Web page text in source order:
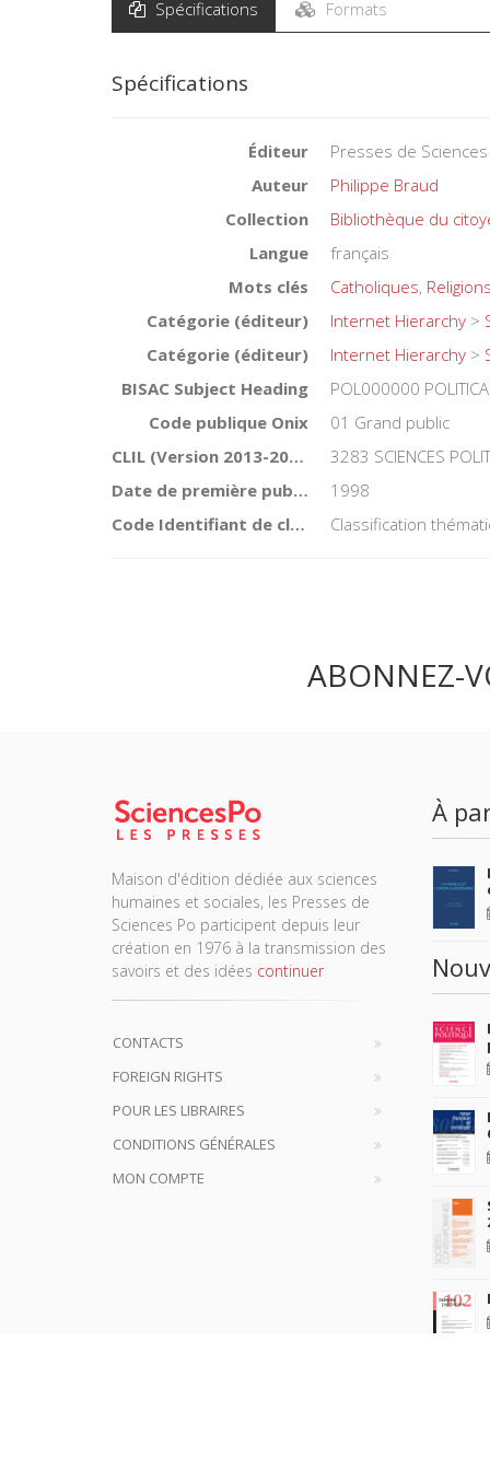
Spécifications Formats
Spécifications
Éditeur
Presses de
Auteur
Philippe Braud
Collection
Bibliothèque du
Langue
français
Mots clés
Catholiques,
Catégorie (éditeur)
Internet Hierarchy >
Catégorie (éditeur)
Internet Hierarchy >
BISAC Subject Heading
POL000000
Code publique Onix
01 Grand public
CLIL (Version 2013-2019 )
3283 SCIENCES
Date de première publication du titre
1998
Code Identifiant de classement sujet
Classification
ABONNEZ-
Maison d'édition dédiée aux sciences
humaines et sociales, les Presses de
Sciences Po participent depuis leur
création en 1976 à la transmission des
savoirs et des idées continuer
CONTACTS
FOREIGN RIGHTS
POUR LES LIBRAIRES
CONDITIONS GÉNÉRALES
MON COMPTE
À